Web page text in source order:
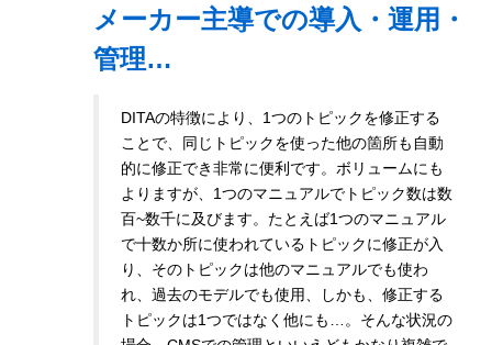
メーカー主導での導入・運用・
管理…
DITAの特徴により、1つのトピックを修正する
ことで、同じトピックを使った他の箇所も自動
的に修正でき非常に便利です。ボリュームにも
よりますが、1つのマニュアルでトピック数は数
百~数千に及びます。たとえば1つのマニュアル
で十数か所に使われているトピックに修正が入
り、そのトピックは他のマニュアルでも使わ
れ、過去のモデルでも使用、しかも、修正する
トピックは1つではなく他にも…。そんな状況の